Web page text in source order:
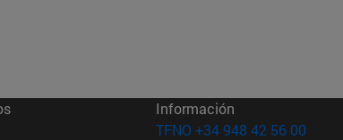
(abre en nueva ventana)
Información
TFNO +34 948 42 56 00